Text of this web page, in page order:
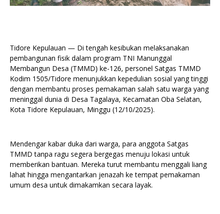
Tidore Kepulauan — Di tengah kesibukan melaksanakan
pembangunan fisik dalam program TNI Manunggal
Membangun Desa (TMMD) ke-126, personel Satgas TMMD
Kodim 1505/Tidore menunjukkan kepedulian sosial yang tinggi
dengan membantu proses pemakaman salah satu warga yang
meninggal dunia di Desa Tagalaya, Kecamatan Oba Selatan,
Kota Tidore Kepulauan, Minggu (12/10/2025).
Mendengar kabar duka dari warga, para anggota Satgas
TMMD tanpa ragu segera bergegas menuju lokasi untuk
memberikan bantuan. Mereka turut membantu menggali liang
lahat hingga mengantarkan jenazah ke tempat pemakaman
umum desa untuk dimakamkan secara layak.